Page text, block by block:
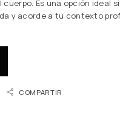
Es una opción ideal
y acorde a tu contexto
COMPARTIR